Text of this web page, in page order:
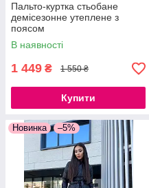
Пальто-куртка стьобане
демісезонне утеплене з
поясом
В наявності
1 449 ₴ 1 550 ₴
Купити
Новинка –5%